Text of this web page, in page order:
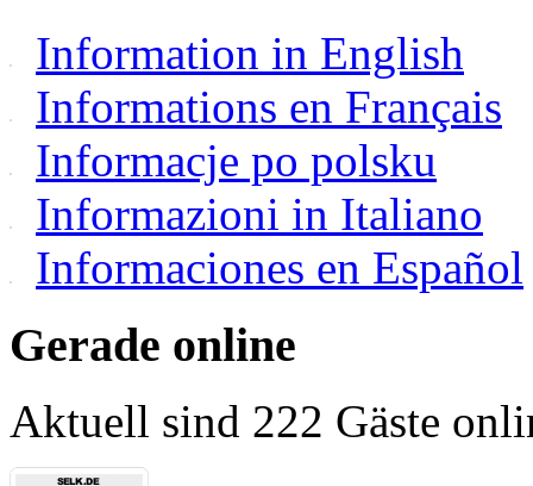
Information in English
Informations en Français
Informacje po polsku
Informazioni in Italiano
Informaciones en Español
Gerade online
Aktuell sind 222 Gäste